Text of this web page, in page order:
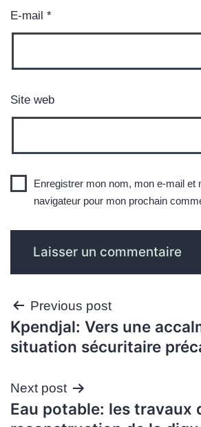
E-mail *
Site web
Enregistrer mon nom, mon e-mail et
navigateur pour mon prochain
Navigation
de
Previous post
Kpendjal: Vers une
situation sécuritaire
Next post
Eau potable: les travaux